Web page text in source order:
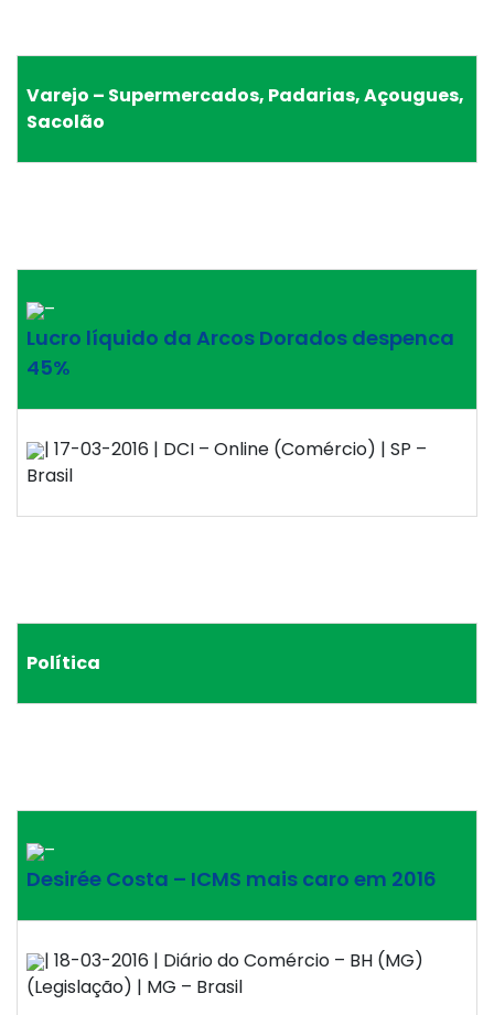
Varejo – Supermercados, Padarias, Açougues,
Sacolão
–
Lucro líquido da Arcos Dorados despenca
45%
| 17-03-2016 | DCI – Online (Comércio) | SP –
Brasil
Política
–
Desirée Costa – ICMS mais caro em 2016
| 18-03-2016 | Diário do Comércio – BH (MG)
(Legislação) | MG – Brasil